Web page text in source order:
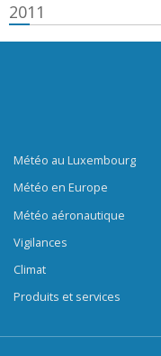
2011
Météo au Luxembourg
Météo en Europe
Météo aéronautique
Vigilances
Climat
Produits et services